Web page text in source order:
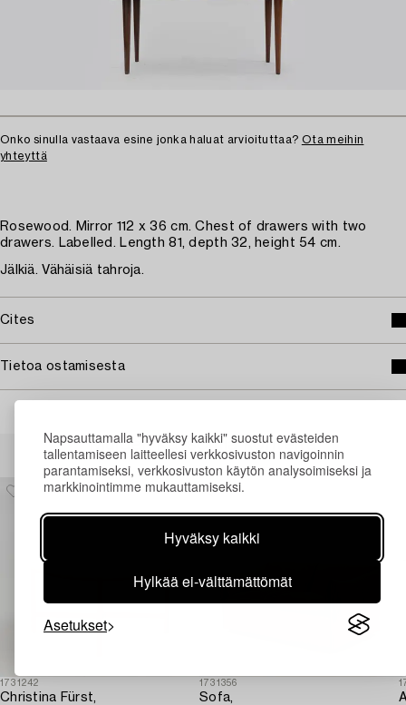
Napsauttamalla "hyväksy kaikki" suostut evästeiden
tallentamiseen laitteellesi verkkosivuston navigoinnin
parantamiseksi, verkkosivuston käytön analysoimiseksi ja
markkinointimme mukauttamiseksi.
Hyväksy kaikki
Hylkää ei-välttämättömät
Asetukset
Onko sinulla vastaava esine jonka haluat arvioituttaa? Ota meihin
yhteyttä
Rosewood. Mirror 112 x 36 cm. Chest of drawers with two
drawers. Labelled. Length 81, depth 32, height 54 cm.
Jälkiä. Vähäisiä tahroja.
Cites
Tietoa ostamisesta
Muiden katsomia kohteita
1731242
Christina Fürst,
1731356
Sofa,